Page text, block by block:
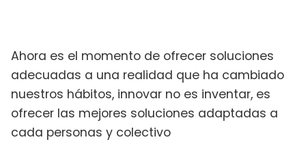
Ahora es el momento de ofrecer soluciones
adecuadas a una realidad que ha cambiado
nuestros hábitos, innovar no es inventar, es
ofrecer las mejores soluciones adaptadas a
cada personas y colectivo